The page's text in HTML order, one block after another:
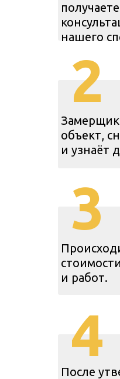
получаете
нашего
2
3
4
и работ.
объект,
и узнаёт
После